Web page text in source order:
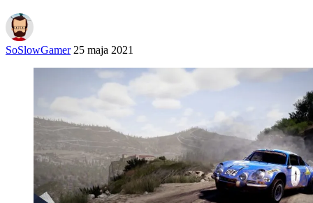
SoSlowGamer 25 maja 2021